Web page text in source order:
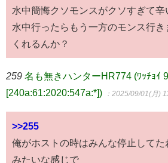
水中簡悔クソモンスがクソすぎて辛
水中行ったらもう一方のモンス行き
くれるんか？
259 名も無きハンターHR774 (ﾜｯﾁｮｲ
[240a:61:2020:547a:*])
：2025/09/01(月)
>>255
俺がホストの時はみんな停止してた
みたいな感じで